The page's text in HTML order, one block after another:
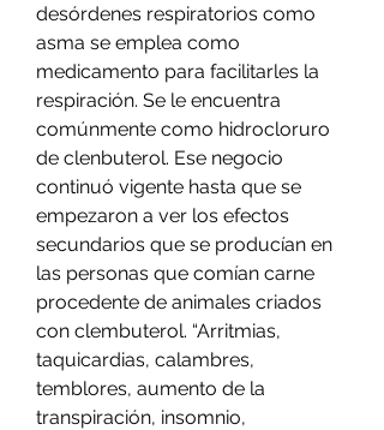
desórdenes respiratorios como
asma se emplea como
medicamento para facilitarles la
respiración. Se le encuentra
comúnmente como hidrocloruro
de clenbuterol. Ese negocio
continuó vigente hasta que se
empezaron a ver los efectos
secundarios que se producían en
las personas que comían carne
procedente de animales criados
con clembuterol. “Arritmias,
taquicardias, calambres,
temblores, aumento de la
transpiración, insomnio,